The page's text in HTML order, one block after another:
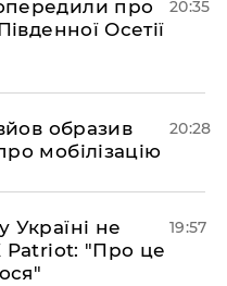
про
Осетії
20:35
образив
мобілізацію
20:28
Україні не
Patriot: "Про це
19:57